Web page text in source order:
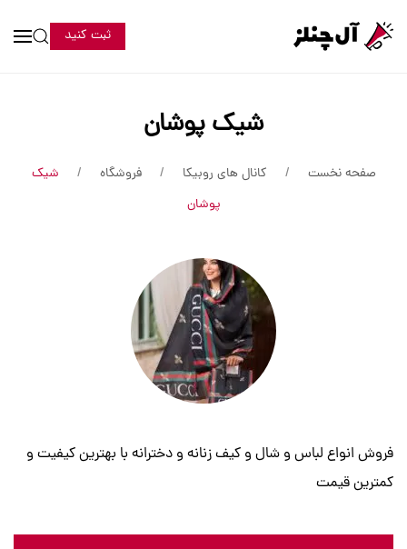
ثبت کنید
شیک پوشان
صفحه نخست کانال های روبیکا فروشگاه
شیک
پوشان
فروش انواع لباس و شال و کیف زنانه و دخترانه با بهترین کیفیت و
کمترین قیمت